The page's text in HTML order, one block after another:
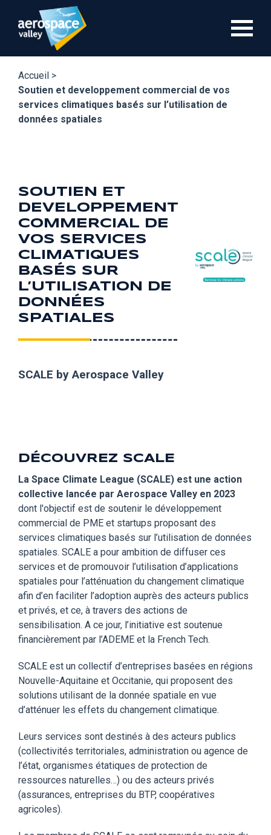
contenu
Accueil >
Soutien et developpement commercial de vos
services climatiques basés sur l’utilisation de
données spatiales
SOUTIEN ET
DEVELOPPEMENT
COMMERCIAL DE
VOS SERVICES
CLIMATIQUES
BASÉS SUR
L’UTILISATION DE
DONNÉES
SPATIALES
SCALE by Aerospace Valley
DÉCOUVREZ SCALE
La Space Climate League (SCALE) est une action
collective lancée par Aerospace Valley en 2023
dont l'objectif est de soutenir le développement
commercial de PME et startups proposant des
services climatiques basés sur l’utilisation de données
spatiales. SCALE a pour ambition de diffuser ces
services et de promouvoir l’utilisation d’applications
spatiales pour l’atténuation du changement climatique
afin d’en faciliter l’adoption auprès des acteurs publics
et privés, et ce, à travers des actions de
sensibilisation. A ce jour, l’initiative est soutenue
financièrement par l’ADEME et la French Tech.
SCALE est un collectif d’entreprises basées en régions
Nouvelle-Aquitaine et Occitanie, qui proposent des
solutions utilisant de la donnée spatiale en vue
d’atténuer les effets du changement climatique.
Leurs services sont destinés à des acteurs publics
(collectivités territoriales, administration ou agence de
l’état, organismes étatiques de protection de
ressources naturelles…) ou des acteurs privés
(assurances, entreprises du BTP, coopératives
agricoles).